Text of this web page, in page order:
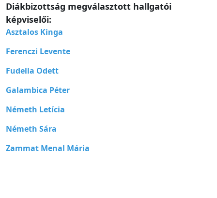
Diákbizottság megválasztott hallgatói
képviselői:
Asztalos Kinga
Ferenczi Levente
Fudella Odett
Galambica Péter
Németh Letícia
Németh Sára
Zammat Menal Mária